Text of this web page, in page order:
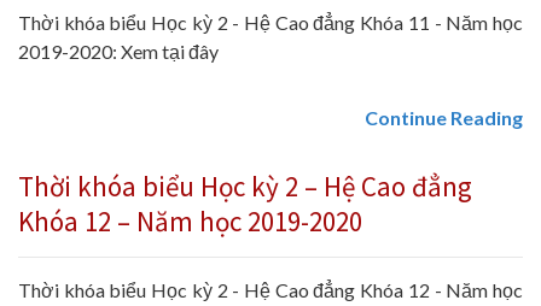
Thời khóa biểu Học kỳ 2 - Hệ Cao đẳng Khóa 11 - Năm học
2019-2020: Xem tại đây
Continue Reading
Thời khóa biểu Học kỳ 2 – Hệ Cao đẳng
Khóa 12 – Năm học 2019-2020
Thời khóa biểu Học kỳ 2 - Hệ Cao đẳng Khóa 12 - Năm học